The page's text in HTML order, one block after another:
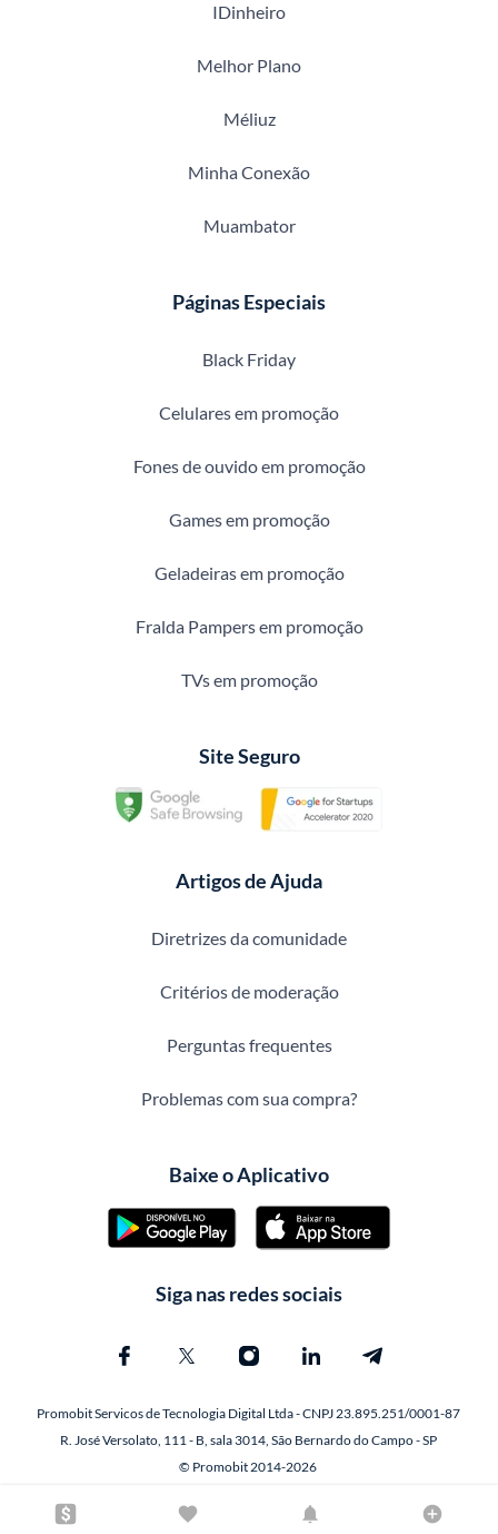
IDinheiro
Melhor Plano
Méliuz
Minha Conexão
Muambator
Páginas Especiais
Black Friday
Celulares em promoção
Fones de ouvido em promoção
Games em promoção
Geladeiras em promoção
Fralda Pampers em promoção
TVs em promoção
Site Seguro
Artigos de Ajuda
Diretrizes da comunidade
Critérios de moderação
Perguntas frequentes
Problemas com sua compra?
Baixe o Aplicativo
Siga nas redes sociais
Promobit Servicos de Tecnologia Digital Ltda - CNPJ 23.895.251/0001-87
R. José Versolato, 111 - B, sala 3014, São Bernardo do Campo - SP
© Promobit 2014-2026